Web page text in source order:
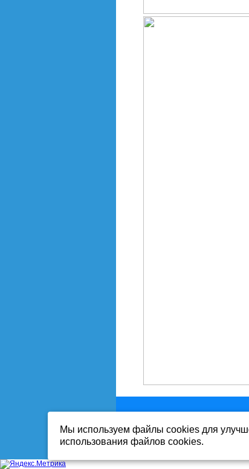
Вся информация на сайте-
Публикация информации с сайта
Мы используем файлы cookies для
использования файлов cookies.